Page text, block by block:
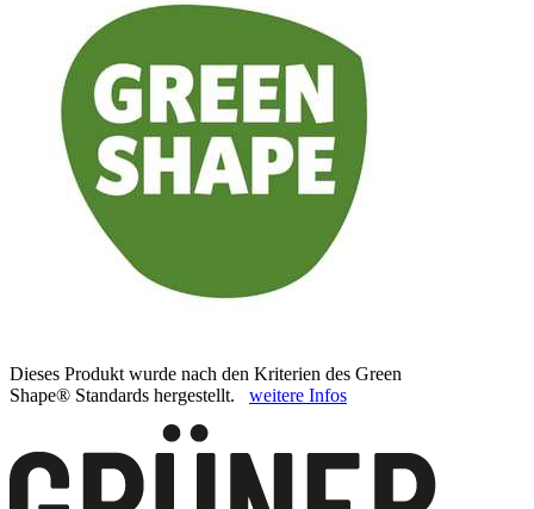
Dieses Produkt wurde nach den Kriterien des Green
Shape® Standards hergestellt. weitere Infos